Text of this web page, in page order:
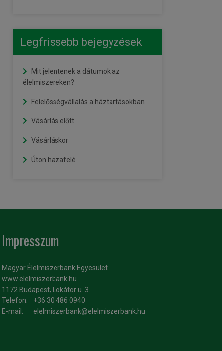
Legfrissebb bejegyzések
Mit jelentenek a dátumok az
élelmiszereken?
Felelősségvállalás a háztartásokban
Vásárlás előtt
Vásárláskor
Úton hazafelé
Impresszum
Magyar Élelmiszerbank Egyesület
www.elelmiszerbank.hu
1172 Budapest, Lokátor u. 3.
Telefon:
+36 30 486 0940
E-mail:
elelmiszerbank@elelmiszerbank.hu